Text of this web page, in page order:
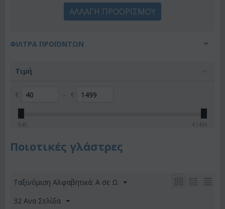
ΑΛΛΑΓΗ ΠΡΟΟΡΙΣΜΟΥ
ΦΊΛΤΡΑ ΠΡΟΪΌΝΤΩΝ
Τιμή
€ – €
€40 € 1499
Ποιοτικές γλάστρες
Ταξινόμιση Αλφαβητικά: A σε Ω
32 Ανα Σελίδα